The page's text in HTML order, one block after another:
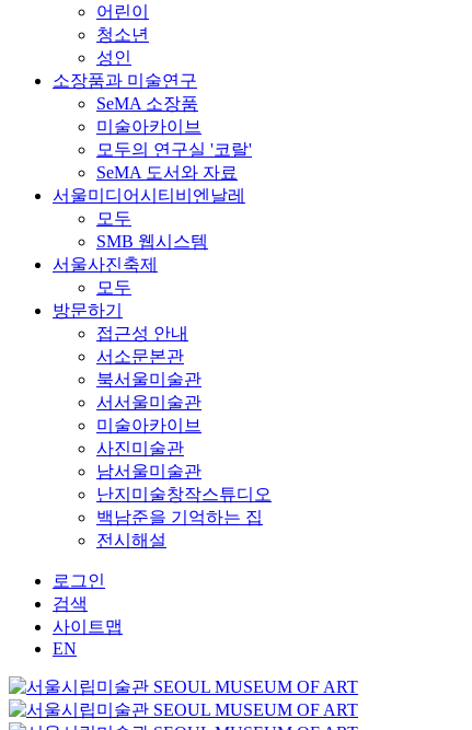
어린이
청소년
성인
소장품과 미술연구
SeMA 소장품
미술아카이브
모두의 연구실 '코랄'
SeMA 도서와 자료
서울미디어시티비엔날레
모두
SMB 웹시스템
서울사진축제
모두
방문하기
접근성 안내
서소문본관
북서울미술관
서서울미술관
미술아카이브
사진미술관
남서울미술관
난지미술창작스튜디오
백남준을 기억하는 집
전시해설
로그인
검색
사이트맵
EN